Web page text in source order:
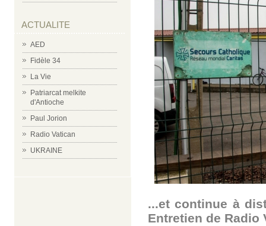
ACTUALITE
AED
Fidèle 34
La Vie
Patriarcat melkite
d'Antioche
Paul Jorion
Radio Vatican
UKRAINE
...et continue à
Entretien de Radio